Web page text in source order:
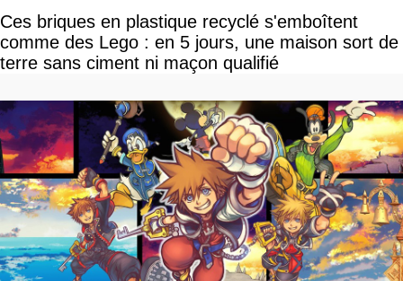
Ces briques en plastique recyclé s'emboîtent
comme des Lego : en 5 jours, une maison sort de
terre sans ciment ni maçon qualifié